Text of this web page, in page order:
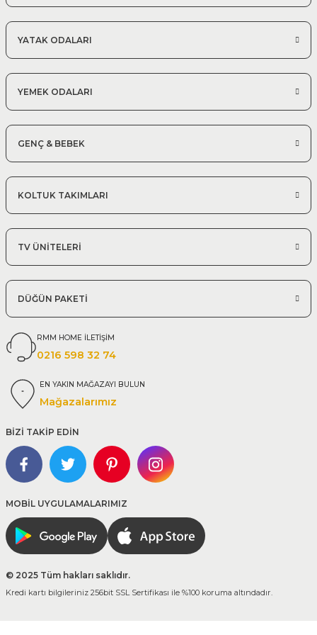
300*350 cm
350*410 cm Modüler Köşe Takımı
YATAK ODALARI
YEMEK ODALARI
GENÇ & BEBEK
KOLTUK TAKIMLARI
TV ÜNİTELERİ
DÜĞÜN PAKETİ
RMM HOME İLETİŞİM
0216 598 32 74
EN YAKIN MAĞAZAYI BULUN
Mağazalarımız
BİZİ TAKİP EDİN
MOBİL UYGULAMALARIMIZ
© 2025 Tüm hakları saklıdır.
Kredi kartı bilgileriniz 256bit SSL Sertifikası ile %100 koruma altındadır.